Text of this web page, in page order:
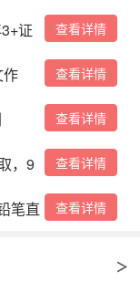
证 查看详情
查看详情
查看详情
，9 查看详情
笔直 查看详情